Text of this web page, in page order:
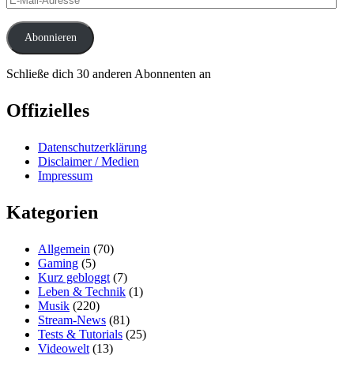
Mail-
Adresse
Abonnieren
Schließe dich 30 anderen Abonnenten an
Offizielles
Datenschutzerklärung
Disclaimer / Medien
Impressum
Kategorien
Allgemein (70)
Gaming (5)
Kurz gebloggt (7)
Leben & Technik (1)
Musik (220)
Stream-News (81)
Tests & Tutorials (25)
Videowelt (13)